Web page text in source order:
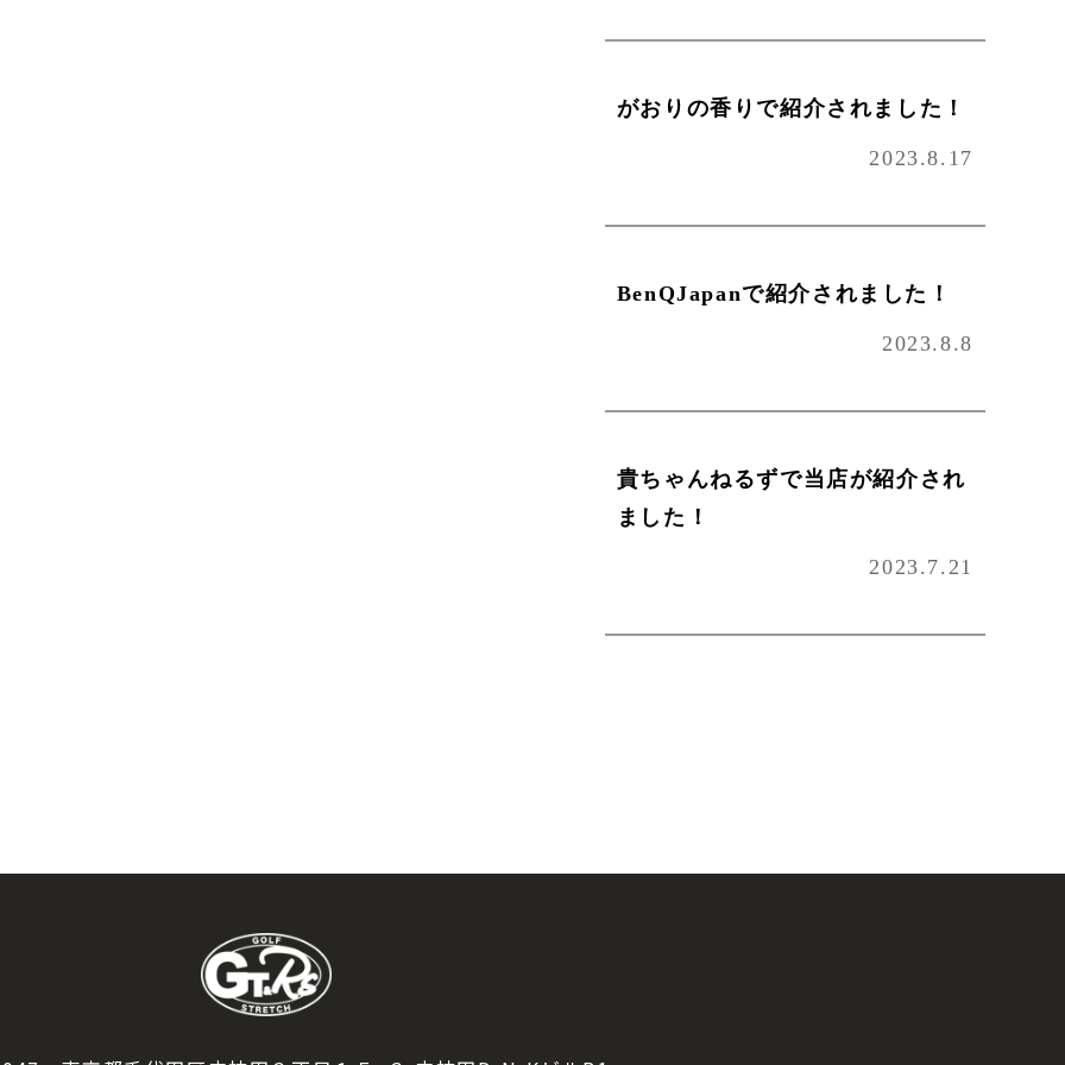
がおりの香りで紹介されました！
2023.8.17
BenQJapanで紹介されました！
2023.8.8
貴ちゃんねるずで当店が紹介され
ました！
2023.7.21